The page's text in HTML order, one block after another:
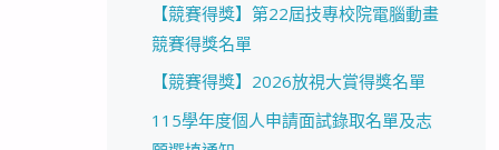
【競賽得獎】第22屆技專校院電腦動畫
競賽得獎名單
【競賽得獎】2026放視大賞得獎名單
115學年度個人申請面試錄取名單及志